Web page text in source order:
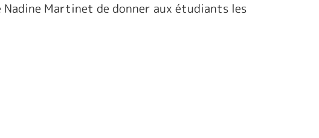
Martinet de donner aux étudiants les